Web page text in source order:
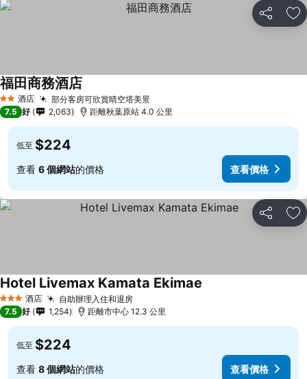
分享 放
2 星級酒店 部分客房可欣賞晴空塔美景
福田商務酒店
7.5 好 2,063 距離秋葉原站 4.0 公里
低至 $224
查看 6 個網站的價格 查看價格
分享 放
3 星級 酒店 自助辦理入住和退房
Hotel Livemax Kamata Ekimae
7.5 好 1,254 距離市中心 12.3 公里
低至 $224
查看 8 個網站的價格 查看價格